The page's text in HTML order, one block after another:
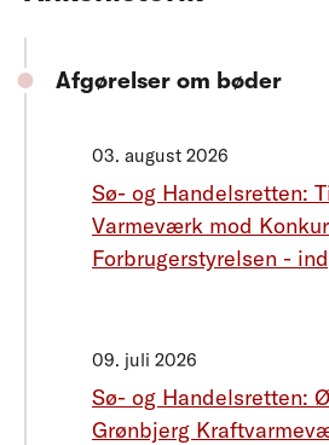
Afgørelser om bøder
03. august 2026
Sø- og Handelsretten:
Varmeværk mod
Forbrugerstyrelsen -
09. juli 2026
Sø- og Handelsretten:
Grønbjerg